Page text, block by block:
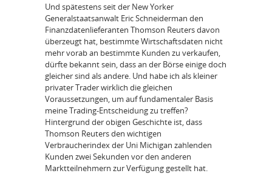
Und spätestens seit der New Yorker
Generalstaatsanwalt Eric Schneiderman den
Finanzdatenlieferanten Thomson Reuters davon
überzeugt hat, bestimmte Wirtschaftsdaten nicht
mehr vorab an bestimmte Kunden zu verkaufen,
dürfte bekannt sein, dass an der Börse einige doch
gleicher sind als andere. Und habe ich als kleiner
privater Trader wirklich die gleichen
Voraussetzungen, um auf fundamentaler Basis
meine Trading-Entscheidung zu treffen?
Hintergrund der obigen Geschichte ist, dass
Thomson Reuters den wichtigen
Verbraucherindex der Uni Michigan zahlenden
Kunden zwei Sekunden vor den anderen
Marktteilnehmern zur Verfügung gestellt hat.